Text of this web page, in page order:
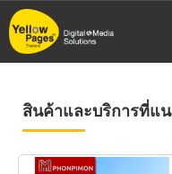
ข้าม
ไป
สินค้าและบริการที่แ